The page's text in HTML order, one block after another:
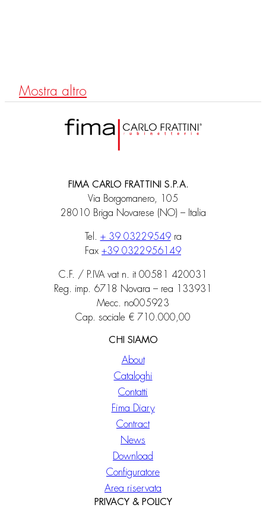
Mostra altro
FIMA CARLO FRATTINI S.P.A.
Via Borgomanero, 105
28010 Briga Novarese (NO) – Italia
Tel. + 39 03229549ra
Fax +39 0322956149
C.F. / P.IVA vat n. it 00581 420031
Reg. imp. 6718 Novara – rea 133931
Mecc. no005923
Cap. sociale € 710.000,00
CHI SIAMO
About
Cataloghi
Contatti
Fima Diary
Contract
News
Download
Configuratore
Area riservata
PRIVACY & POLICY